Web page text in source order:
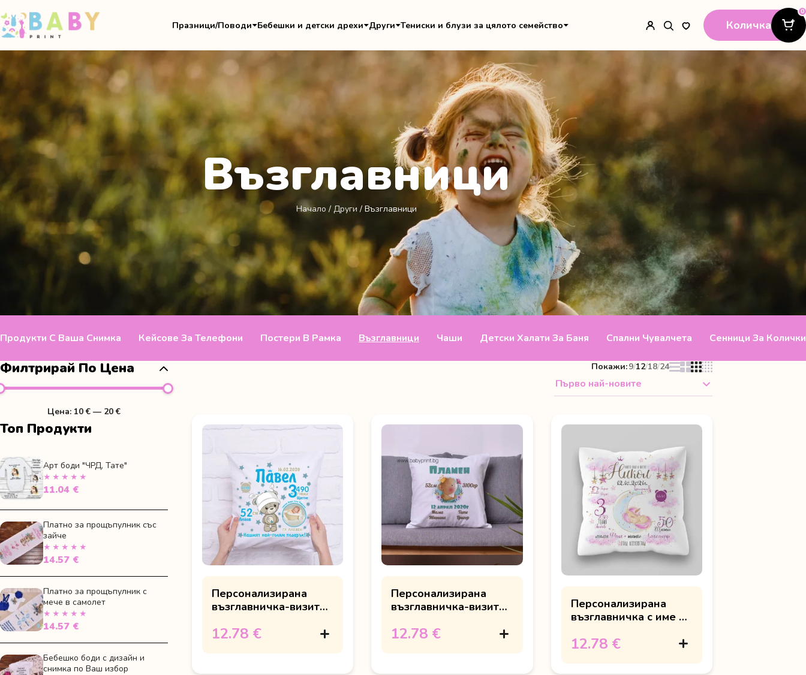
Празници/Поводи Бебешки и детски дрехи Други Тениски и блузи за цялото семейство Количка
0
Възглавници
Начало / Други / Възглавници
Продукти С Ваша Снимка Кейсове За Телефони Постери В Рамка Възглавници Чаши Детски Халати За Баня Спални Чувалчета Сенници За Колички
Филтрирай По Цена
Цена: 10 € — 20 €
Топ Продукти
Арт боди "ЧРД, Тате"
★★★★★
11.04 €
Платно за прощъпулник със
зайче
★★★★★
14.57 €
Платно за прощъпулник с
мече в самолет
★★★★★
14.57 €
Бебешко боди с дизайн и
снимка по Ваш избор
Покажи:9/12/18/24
Персонализирана
възглавничка-визитка
12.78 €
Персонализирана
възглавничка-визитка
12.78 €
Персонализирана
възглавничка с име и
12.78 €